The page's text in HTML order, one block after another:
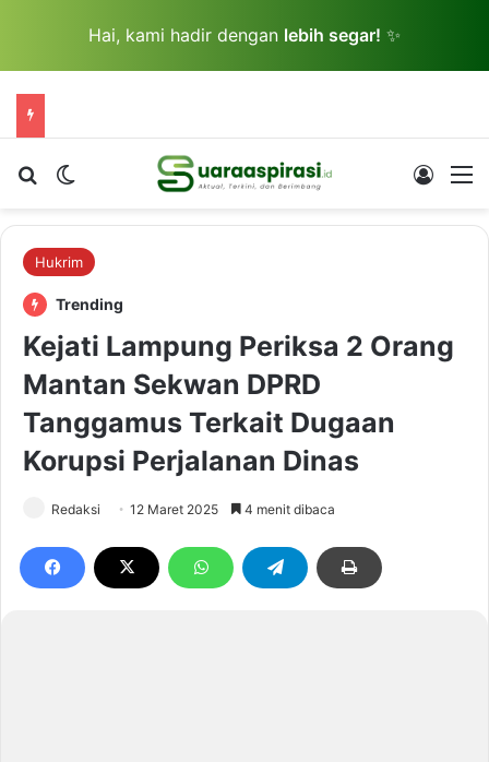
Hai, kami hadir dengan lebih segar! ✨
Cari berita...Switch skin Log In
Hukrim
Trending
Kejati Lampung Periksa 2 Orang
Mantan Sekwan DPRD
Tanggamus Terkait Dugaan
Korupsi Perjalanan Dinas
Redaksi 12 Maret 2025 4 menit dibaca